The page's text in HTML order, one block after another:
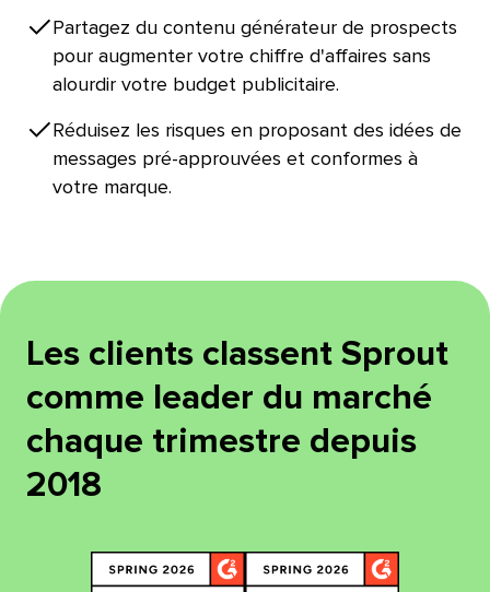
Partagez du contenu générateur de prospects
pour augmenter votre chiffre d'affaires sans
alourdir votre budget publicitaire.​​
Réduisez les risques en proposant des idées de
messages pré-approuvées et conformes à
votre marque.​​
Les clients classent Sprout
comme leader du marché
chaque trimestre depuis
2018​​